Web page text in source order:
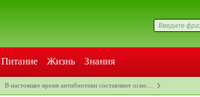
Питание Жизнь Знания
В настоящее время антибиотики составляют осно…